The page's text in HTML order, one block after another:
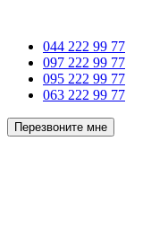
044 222 99 77
097 222 99 77
095 222 99 77
063 222 99 77
Перезвоните мне